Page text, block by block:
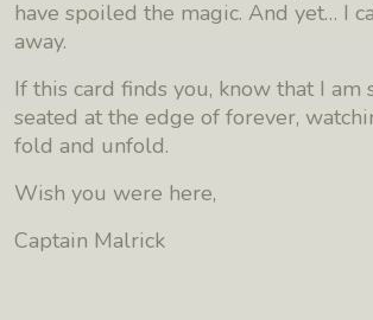
have spoiled the magic. And yet… I
away.
If this card finds you, know that I
seated at the edge of forever,
fold and unfold.
Wish you were here,
Captain Malrick